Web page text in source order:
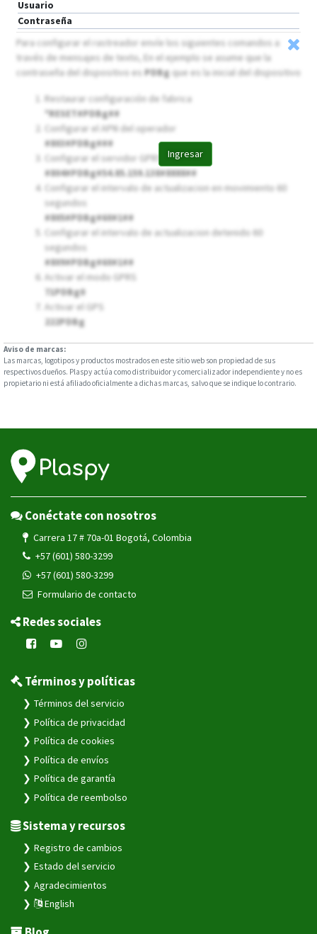
Usuario
Contraseña
Ingresar
Para configurar el rastreador envíe los siguientes comandos a
través de mensajes de texto, En el ejemplo se asume que la
contraseña del dispositivo esPDBg que es la inicial del dispositivo
Restaurar configuración de fabrica
*RESET#PDBg##
Configurar el APN del operador
#803#PDBg###
Configurar el servidor GPRS
#804#PDBg#54.85.159.138#8888##
Configurar el intervalo de actualizacion en movimiento 60
segundos
#805#PDBg#60#1##
Configurar el intervalo de actualizacion detenido 60
segundos
#809#PDBg#60#1##
Activar el modo GPRS
71PDBg0
Activar el GPS
222PDBg
Aviso de marcas:
Las marcas, logotipos y productos mostrados en este sitio web son propiedad de sus
respectivos dueños. Plaspy actúa como distribuidor y comercializador independiente y no es
propietario ni está afiliado oficialmente a dichas marcas, salvo que se indique lo contrario.
Conéctate con nosotros
Carrera 17 # 70a-01 Bogotá, Colombia
+57 (601) 580-3299
+57 (601) 580-3299
Formulario de contacto
Redes sociales
Términos y políticas
Términos del servicio
Política de privacidad
Política de cookies
Política de envíos
Política de garantía
Política de reembolso
Sistema y recursos
Registro de cambios
Estado del servicio
Agradecimientos
English